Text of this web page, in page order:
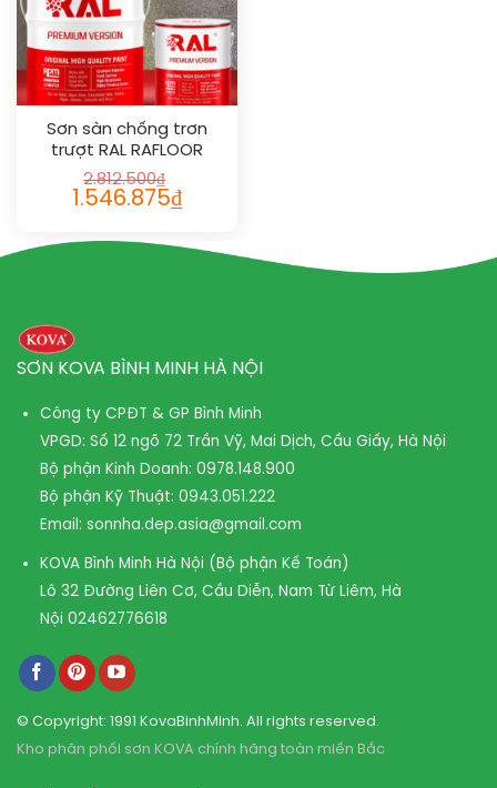
Sơn sàn chống trơn
trượt RAL RAFLOOR
ANTI-SLIP
2.812.500₫
Giá
gốc
2.812.500₫.
1.546.875₫Giá
hiện
1.546.875₫.
SƠN KOVA BÌNH MINH HÀ NỘI
Công ty CPĐT & GP Bình Minh
VPGD: Số 12 ngõ 72 Trần Vỹ, Mai Dịch, Cầu Giấy, Hà Nội
Bộ phận Kinh Doanh: 0978.148.900
Bộ phận Kỹ Thuật: 0943.051.222
Email: sonnha.dep.asia@gmail.com
KOVA Bình Minh Hà Nội (Bộ phận Kế Toán)
Lô 32 Đường Liên Cơ, Cầu Diễn, Nam Từ Liêm, Hà
Nội 02462776618
© Copyright: 1991 KovaBinhMinh. All rights reserved.
Kho phân phối sơn KOVA chính hãng toàn miền Bắc